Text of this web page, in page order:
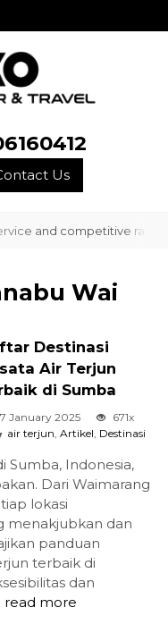
Us
and competitive
Wai
Destinasi
Air Terjun
di Sumba
January 2025
671x
air terjun, Artikel, Destinasi
Sumba, Indonesia,
Dari Waimarang
lokasi
menakjubkan dan
panduan
terbaik di
dan
read more